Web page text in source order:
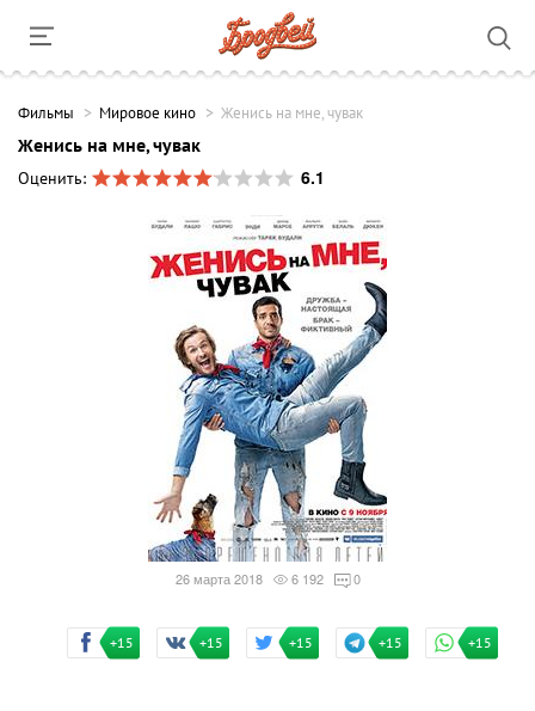
Фильмы Мировое кино Женись на мне, чувак
Женись на мне, чувак
Оценить:
6.1
26 марта 2018 6 192 0
+15 +15 +15 +15 +15